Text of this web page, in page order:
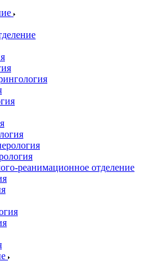
реанимационное отделение